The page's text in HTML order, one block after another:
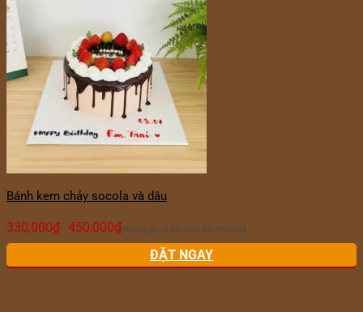
Bánh kem chảy socola và dâu
330,000₫ – 450,000₫ Khoảng giá: từ 330,000₫ đến 450,000₫
ĐẶT NGAY